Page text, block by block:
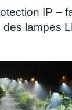
IP –
des lampes